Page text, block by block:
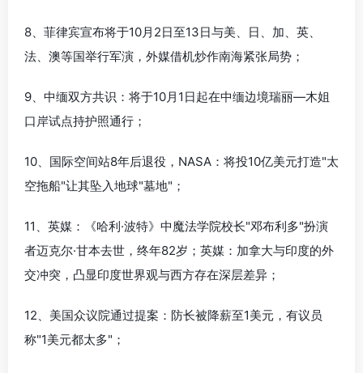
8、菲律宾宣布将于10月2日至13日与美、日、加、英、
法、澳等国举行军演，外媒借机炒作南海紧张局势；
9、中缅双方共识：将于10月1日起在中缅边境瑞丽—木姐
口岸试点持护照通行；
10、国际空间站8年后退役，NASA：将投10亿美元打造"太
空拖船"让其坠入地球"墓地"；
11、英媒：《哈利·波特》中魔法学院校长"邓布利多"扮演
者迈克尔·甘本去世，终年82岁；英媒：加拿大与印度的外
交冲突，凸显印度世界观与西方存在深层差异；
12、美国众议院通过提案：防长被降薪至1美元，有议员
称"1美元都太多"；